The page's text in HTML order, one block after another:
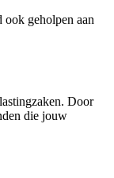
geholpen aan
Door
die jouw